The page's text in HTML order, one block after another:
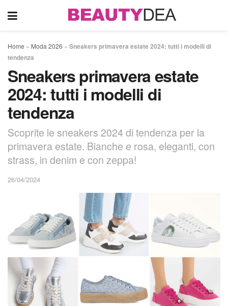
Home » Moda 2026 » Sneakers primavera estate 2024: tutti i modelli di
tendenza
Sneakers primavera estate
2024: tutti i modelli di
tendenza
Scoprite le sneakers 2024 di tendenza per la
primavera estate. Bianche e rosa, eleganti, con
strass, in denim e con zeppa!
26/04/2024